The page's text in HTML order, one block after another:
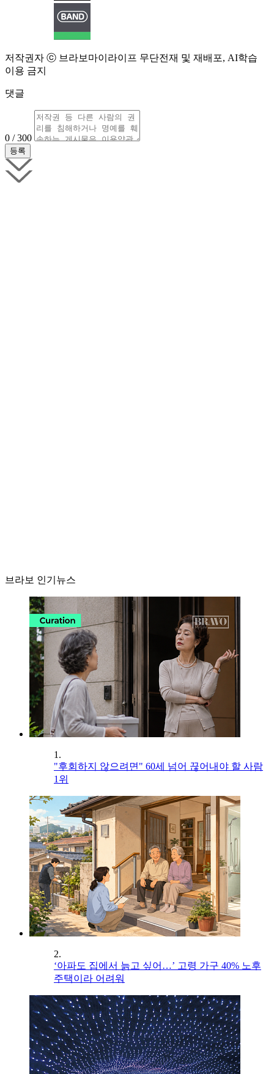
저작권자 ⓒ 브라보마이라이프 무단전재 및 재배포, AI학습
이용 금지
댓글
0 / 300
브라보 인기뉴스
1.
"후회하지 않으려면" 60세 넘어 끊어내야 할 사람
1위
2.
‘아파도 집에서 늙고 싶어…’ 고령 가구 40% 노후
주택이라 어려워